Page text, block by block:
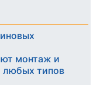
монтаж и
любых типов